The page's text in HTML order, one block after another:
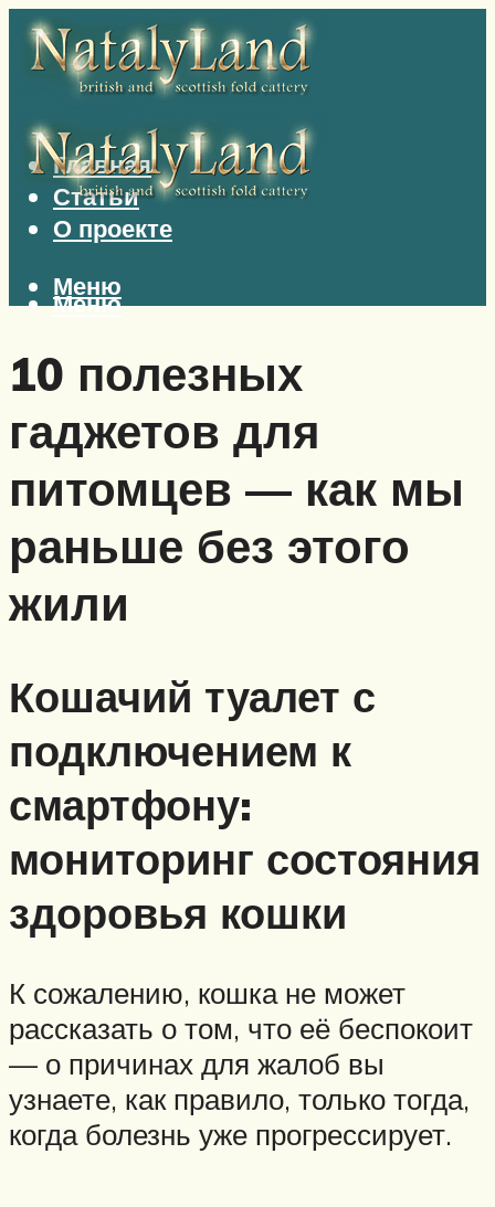
Главная
Статьи
О проекте
Меню
Меню
10 полезных
гаджетов для
питомцев — как мы
раньше без этого
жили
Кошачий туалет с
подключением к
смартфону:
мониторинг состояния
здоровья кошки
К сожалению, кошка не может
рассказать о том, что её беспокоит
— о причинах для жалоб вы
узнаете, как правило, только тогда,
когда болезнь уже прогрессирует.